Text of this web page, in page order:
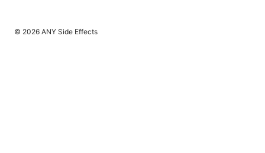
© 2026 ANY Side Effects